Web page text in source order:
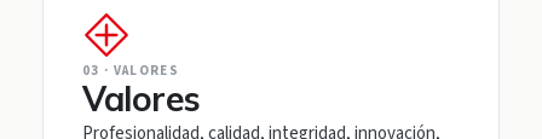
03 · VALORES
Valores
Profesionalidad, calidad, integridad, innovación,